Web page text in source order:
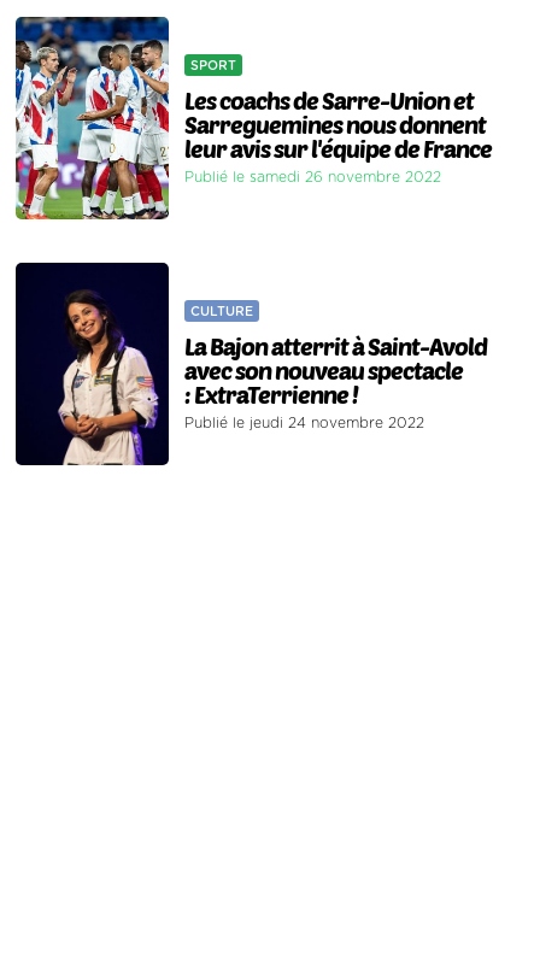
SPORT
Les coachs de Sarre-Union et
Sarreguemines nous donnent
leur avis sur l'équipe de France
Publié le samedi 26 novembre 2022
CULTURE
La Bajon atterrit à Saint-Avold
avec son nouveau spectacle
: ExtraTerrienne !
Publié le jeudi 24 novembre 2022